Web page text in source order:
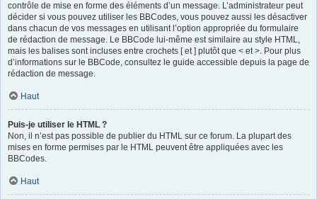
contrôle de mise en forme des éléments d’un message. L’administrateur peut
décider si vous pouvez utiliser les BBCodes, vous pouvez aussi les désactiver
dans chacun de vos messages en utilisant l’option appropriée du formulaire
de rédaction de message. Le BBCode lui-même est similaire au style HTML,
mais les balises sont incluses entre crochets [ et ] plutôt que < et >. Pour plus
d’informations sur le BBCode, consultez le guide accessible depuis la page de
rédaction de message.
Haut
Puis-je utiliser le HTML ?
Non, il n’est pas possible de publier du HTML sur ce forum. La plupart des
mises en forme permises par le HTML peuvent être appliquées avec les
BBCodes.
Haut